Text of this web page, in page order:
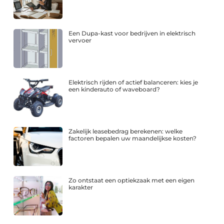
Een Dupa-kast voor bedrijven in elektrisch
vervoer
Elektrisch rijden of actief balanceren: kies je
een kinderauto of waveboard?
Zakelijk leasebedrag berekenen: welke
factoren bepalen uw maandelijkse kosten?
Zo ontstaat een optiekzaak met een eigen
karakter